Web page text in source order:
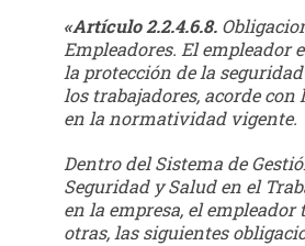
«Artículo 2.2.4.6.8.
Empleadores. El empleador
la protección de la
los trabajadores, acorde con
en la normatividad vigente.
Dentro del Sistema de
Seguridad y Salud en el
en la empresa, el
otras, las siguientes